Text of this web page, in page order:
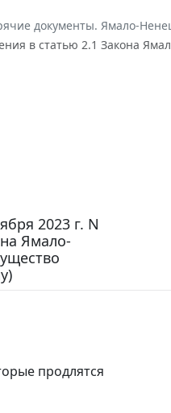
документы. Ямало-
в статью 2.1 Закона
2023 г. N
Ямало-
продлятся